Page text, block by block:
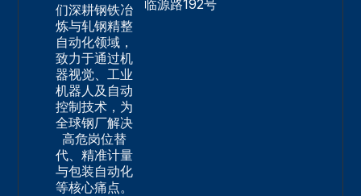
们深耕钢铁冶
炼与轧钢精整
自动化领域，
致力于通过机
器视觉、工业
机器人及自动
控制技术，为
全球钢厂解决
高危岗位替
代、精准计量
与包装自动化
等核心痛点。
临源路192号